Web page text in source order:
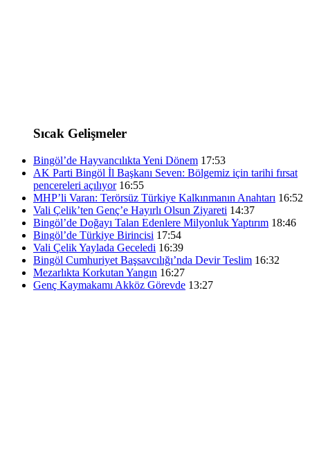
Sıcak Gelişmeler
Bingöl’de Hayvancılıkta Yeni Dönem 17:53
AK Parti Bingöl İl Başkanı Seven: Bölgemiz için tarihi fırsat
pencereleri açılıyor 16:55
MHP’li Varan: Terörsüz Türkiye Kalkınmanın Anahtarı 16:52
Vali Çelik’ten Genç’e Hayırlı Olsun Ziyareti 14:37
Bingöl’de Doğayı Talan Edenlere Milyonluk Yaptırım 18:46
Bingöl’de Türkiye Birincisi 17:54
Vali Çelik Yaylada Geceledi 16:39
Bingöl Cumhuriyet Başsavcılığı’nda Devir Teslim 16:32
Mezarlıkta Korkutan Yangın 16:27
Genç Kaymakamı Akköz Görevde 13:27